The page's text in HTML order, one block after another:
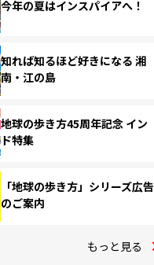
今年の夏はインスパイアへ！
知れば知るほど好きになる 湘
南・江の島
地球の歩き方45周年記念 イン
ド特集
「地球の歩き方」シリーズ広告
のご案内
もっと見る